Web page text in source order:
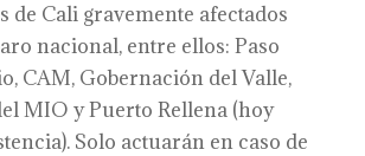
de Cali gravemente afectados
nacional, entre ellos: Paso
CAM, Gobernación del Valle,
MIO y Puerto Rellena (hoy
Solo actuarán en caso de